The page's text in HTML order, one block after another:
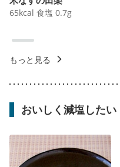
65kcal 食塩 0.7g
もっと見る
おいしく減塩したい